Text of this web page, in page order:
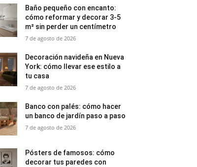
Baño pequeño con encanto:
cómo reformar y decorar 3-5
m² sin perder un centímetro
7 de agosto de 2026
Decoración navideña en Nueva
York: cómo llevar ese estilo a
tu casa
7 de agosto de 2026
Banco con palés: cómo hacer
un banco de jardín paso a paso
7 de agosto de 2026
Pósters de famosos: cómo
decorar tus paredes con